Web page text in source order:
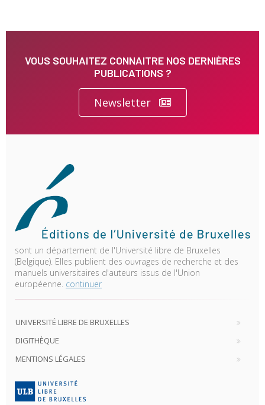
VOUS SOUHAITEZ CONNAITRE NOS DERNIÈRES
PUBLICATIONS ?
Newsletter
sont un département de l'Université libre de Bruxelles
(Belgique). Elles publient des ouvrages de recherche et des
manuels universitaires d'auteurs issus de l'Union
européenne. continuer
UNIVERSITÉ LIBRE DE BRUXELLES
DIGITHÈQUE
MENTIONS LÉGALES